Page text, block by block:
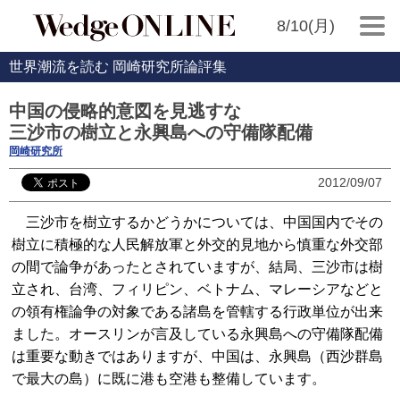
8/10(月)
世界潮流を読む 岡崎研究所論評集
中国の侵略的意図を見逃すな
三沙市の樹立と永興島への守備隊配備
岡崎研究所
2012/09/07
三沙市を樹立するかどうかについては、中国国内でその
樹立に積極的な人民解放軍と外交的見地から慎重な外交部
の間で論争があったとされていますが、結局、三沙市は樹
立され、台湾、フィリピン、ベトナム、マレーシアなどと
の領有権論争の対象である諸島を管轄する行政単位が出来
ました。オースリンが言及している永興島への守備隊配備
は重要な動きではありますが、中国は、永興島（西沙群島
で最大の島）に既に港も空港も整備しています。